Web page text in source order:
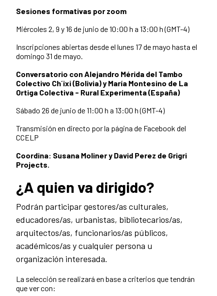
Sesiones formativas por zoom
Miércoles 2, 9 y 16 de junio de 10:00 h a 13:00 h (GMT-4)
Inscripciones abiertas desde el lunes 17 de mayo hasta el
domingo 31 de mayo.
Conversatorio con Alejandro Mérida del Tambo
Colectivo Ch´ixi (Bolivia) y María Montesino de La
Ortiga Colectiva - Rural Experimenta (España)
Sábado 26 de junio de 11:00 h a 13:00 h (GMT-4)
Transmisión en directo por la página de Facebook del
CCELP
Coordina: Susana Moliner y David Perez de Grigri
Projects.
¿A quien va dirigido?
Podrán participar gestores/as culturales,
educadores/as, urbanistas, bibliotecarios/as,
arquitectos/as, funcionarios/as públicos,
académicos/as y cualquier persona u
organización interesada.
La selección se realizará en base a criterios que tendrán
que ver con: